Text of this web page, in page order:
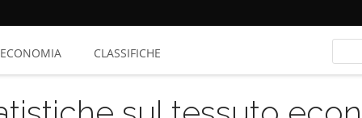
ECONOMIA CLASSIFICHE